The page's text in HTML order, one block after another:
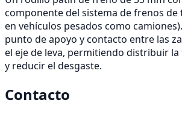
componente del sistema de frenos
en vehículos pesados como
punto de apoyo y contacto entre las
el eje de leva, permitiendo distribuir
y reducir el desgaste.
Contacto